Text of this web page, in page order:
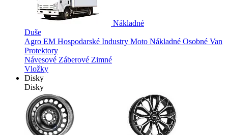
Nákladné
Duše
Agro EM Hospodarské Industry Moto Nákladné Osobné Van
Protektory
Návesové Záberové Zimné
Vložky
Disky
Disky